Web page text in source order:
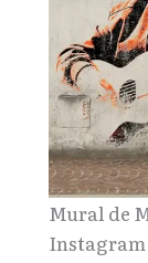
Mural de
Instagram